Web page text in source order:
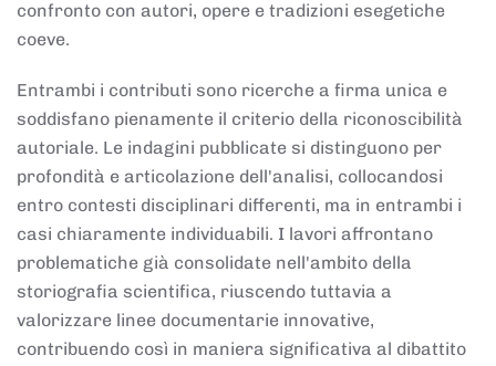
confronto con autori, opere e tradizioni esegetiche
coeve.
Entrambi i contributi sono ricerche a firma unica e
soddisfano pienamente il criterio della riconoscibilità
autoriale. Le indagini pubblicate si distinguono per
profondità e articolazione dell'analisi, collocandosi
entro contesti disciplinari differenti, ma in entrambi i
casi chiaramente individuabili. I lavori affrontano
problematiche già consolidate nell'ambito della
storiografia scientifica, riuscendo tuttavia a
valorizzare linee documentarie innovative,
contribuendo così in maniera significativa al dibattito